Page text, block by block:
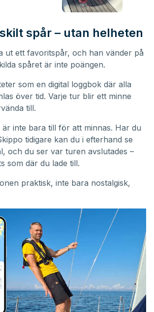
spår – utan helheten
ut ett favoritspår, och han vänder på
spåret är inte poängen.
som en digital loggbok där alla
över tid. Varje tur blir ett minne
till.
inte bara till för att minnas. Har du
tidigare kan du i efterhand se
och du ser var turen avslutades –
som där du lade till.
praktisk, inte bara nostalgisk,